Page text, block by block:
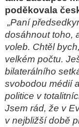
poděkovala
„Paní
dosáhnout toho,
voleb. Chtěl
velkém počtu.
bilaterálního
svobodou médií
politice v
Jsem rád, že v
v nejbližší době